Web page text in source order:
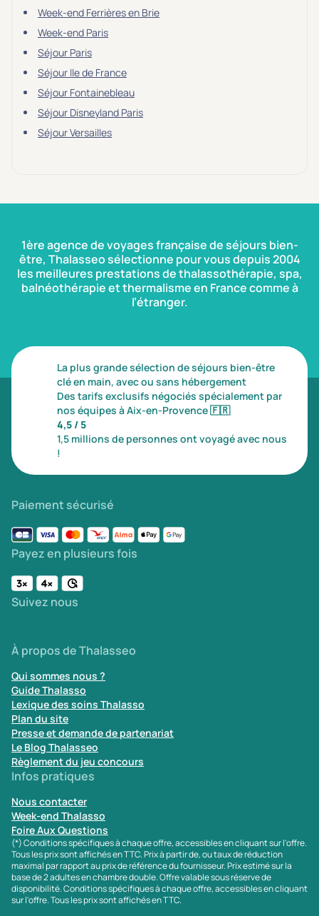
Week-end Ferrières en Brie
Week-end Paris
Séjour Paris
Séjour Ile de France
Séjour Fontainebleau
Séjour Disneyland Paris
Séjour Versailles
1ère agence de voyages française de séjours bien-
être, Thalasseo sélectionne pour vous depuis 2004
les meilleures prestations de thalassothérapie, spa,
balnéothérapie et thermalisme en France comme à
l’étranger.
La plus grande sélection de séjours bien-être
clé en main, avec ou sans hébergement
Des tarifs exclusifs négociés spécialement par
nos équipes à Aix-en-Provence🇫🇷
4,5 / 5
1,5 millions de personnes ont voyagé avec nous
!
Paiement sécurisé
Payez en plusieurs fois
Suivez nous
À propos de Thalasseo
Qui sommes nous ?
Guide Thalasso
Lexique des soins Thalasso
Plan du site
Presse et demande de partenariat
Le Blog Thalasseo
Règlement du jeu concours
Infos pratiques
Nous contacter
Week-end Thalasso
Foire Aux Questions
(*) Conditions spécifiques à chaque offre, accessibles en cliquant sur l'offre.
Tous les prix sont affichés en TTC. Prix à partir de, ou taux de réduction
maximal par rapport au prix de référence du fournisseur. Prix estimé sur la
base de 2 adultes en chambre double. Offre valable sous réserve de
disponibilité. Conditions spécifiques à chaque offre, accessibles en cliquant
sur l'offre. Tous les prix sont affichés en TTC.